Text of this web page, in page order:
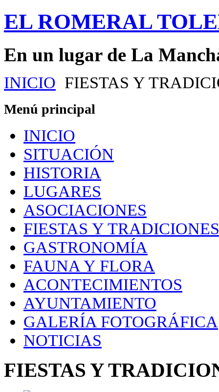
EL ROMERAL
En un lugar de La
INICIO FIESTAS Y
Menú principal
INICIO
SITUACIÓN
HISTORIA
LUGARES
ASOCIACIONES
FIESTAS Y TRADICIONES
GASTRONOMÍA
FAUNA Y FLORA
ACONTECIMIENTOS
AYUNTAMIENTO
GALERÍA FOTOGRÁFICA
NOTICIAS
FIESTAS Y